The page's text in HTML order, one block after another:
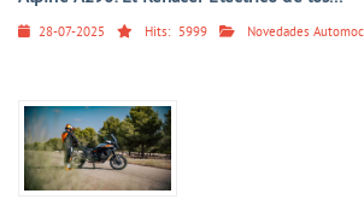
28-07-2025 Hits: 5999 Novedades